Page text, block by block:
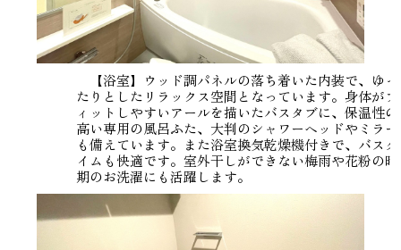
【浴室】ウッド調パネルの落ち着いた内装で、ゆっ
たりとしたリラックス空間となっています。身体がフ
ィットしやすいアールを描いたバスタブに、保温性の
高い専用の風呂ふた、大判のシャワーヘッドやミラー
も備えています。また浴室換気乾燥機付きで、バスタ
イムも快適です。室外干しができない梅雨や花粉の時
期のお洗濯にも活躍します。